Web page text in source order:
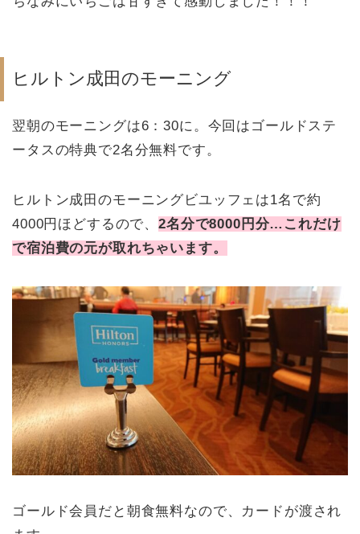
ヒルトン成田のモーニング
翌朝のモーニングは6：30に。今回はゴールドステ
ータスの特典で2名分無料です。
ヒルトン成田のモーニングビユッフェは1名で約
4000円ほどするので、2名分で8000円分…これだけ
で宿泊費の元が取れちゃいます。
ゴールド会員だと朝食無料なので、カードが渡され